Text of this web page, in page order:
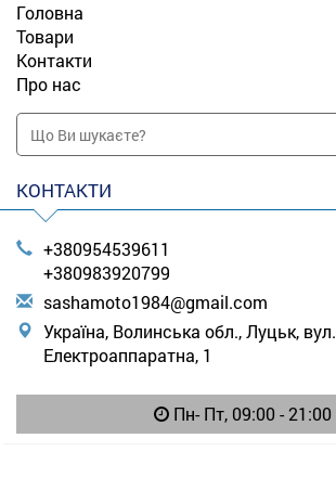
Головна
Товари
Контакти
Про нас
КОНТАКТИ
+380954539611
+380983920799
sashamoto1984@gmail.com
Україна, Волинська обл., Луцьк, вул.
Електроаппаратна, 1
Пн- Пт, 09:00 - 21:00